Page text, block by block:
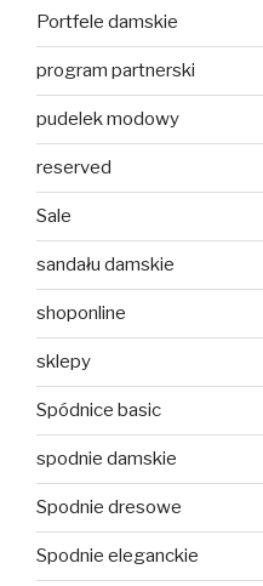
Portfele damskie
program partnerski
pudelek modowy
reserved
Sale
sandału damskie
shoponline
sklepy
Spódnice basic
spodnie damskie
Spodnie dresowe
Spodnie eleganckie